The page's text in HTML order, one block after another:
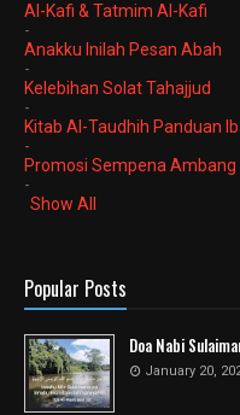
Al-Kafi & Tatmim Al-Kafi
-
Anakku Inilah Pesan Abah
-
Kelebihan Solat Tahajjud
-
Kitab Al-Taudhih Panduan
-
Promosi Sempena Ambang
-
Show All
Popular Posts
Doa Nabi
January 20,